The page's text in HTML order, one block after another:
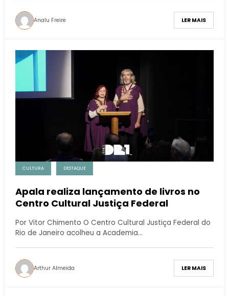
Analu Freire LER MAIS
CULTURA DESTAQUE
Apala realiza lançamento de livros no
Centro Cultural Justiça Federal
Por Vitor Chimento O Centro Cultural Justiça Federal do
Rio de Janeiro acolheu a Academia…
Arthur Almeida LER MAIS